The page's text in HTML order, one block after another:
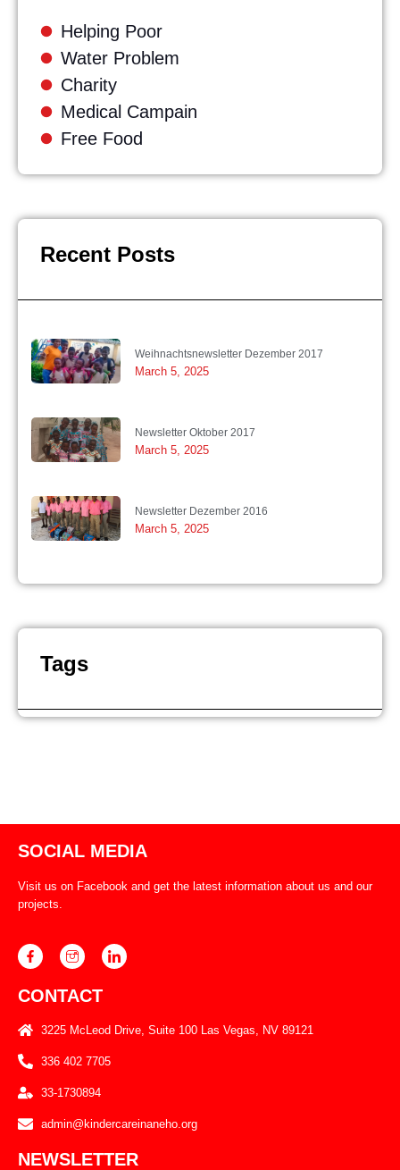
Helping Poor
Water Problem
Charity
Medical Campain
Free Food
Recent Posts
Weihnachtsnewsletter Dezember 2017
March 5, 2025
Newsletter Oktober 2017
March 5, 2025
Newsletter Dezember 2016
March 5, 2025
Tags
SOCIAL MEDIA
Visit us on Facebook and get the latest information about us and our
projects.
CONTACT
3225 McLeod Drive, Suite 100 Las Vegas, NV 89121
336 402 7705
33-1730894
admin@kindercareinaneho.org
NEWSLETTER